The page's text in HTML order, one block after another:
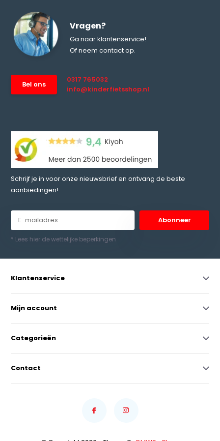
Vragen?
Ga naar klantenservice!
Of neem contact op.
Bel ons
0317 765032
info@kinderfietsshop.nl
Schrijf je in voor onze nieuwsbrief en ontvang de beste
aanbiedingen!
Abonneer
* Lees hier de wettelijke beperkingen
Klantenservice
Mijn account
Categorieën
Contact